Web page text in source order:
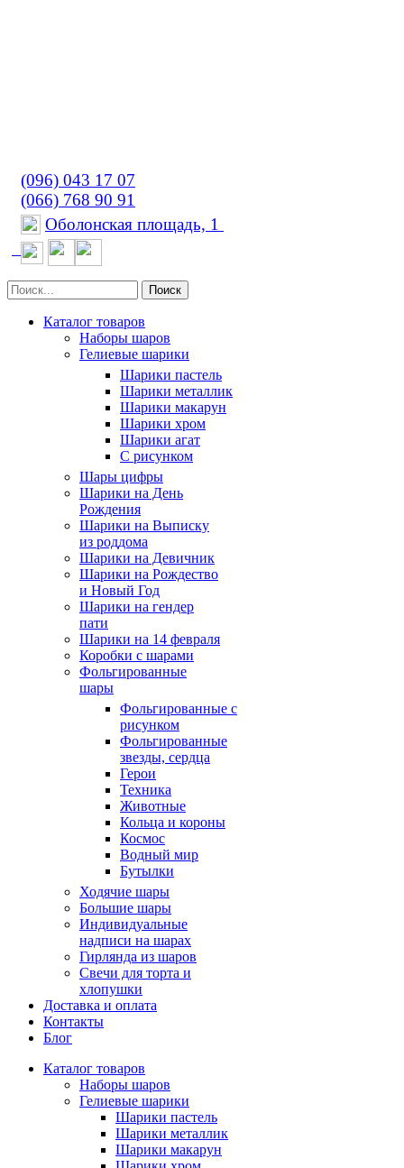
(096) 043 17 07
(066) 768 90 91
Оболонская площадь, 1
Поиск
Каталог товаров
Наборы шаров
Гелиевые шарики
Шарики пастель
Шарики металлик
Шарики макарун
Шарики хром
Шарики агат
С рисунком
Шары цифры
Шарики на День
Рождения
Шарики на Выписку
из роддома
Шарики на Девичник
Шарики на Рождество
и Новый Год
Шарики на гендер
пати
Шарики на 14 февраля
Коробки с шарами
Фольгированные
шары
Фольгированные с
рисунком
Фольгированные
звезды, сердца
Герои
Техника
Животные
Кольца и короны
Космос
Водный мир
Бутылки
Ходячие шары
Большие шары
Индивидуальные
надписи на шарах
Гирлянда из шаров
Свечи для торта и
хлопушки
Доставка и оплата
Контакты
Блог
Каталог товаров
Наборы шаров
Гелиевые шарики
Шарики пастель
Шарики металлик
Шарики макарун